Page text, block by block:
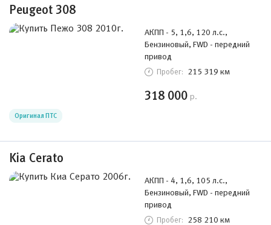
Peugeot 308
АКПП - 5, 1,6, 120 л.с.,
Бензиновый, FWD - передний
привод
Пробег: 215 319 км
318 000 р.
Оригинал ПТС
Kia Cerato
АКПП - 4, 1,6, 105 л.с.,
Бензиновый, FWD - передний
привод
Пробег: 258 210 км